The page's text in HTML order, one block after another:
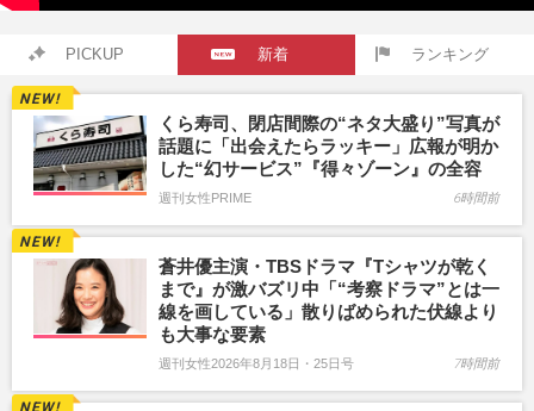
PICKUP 新着 ランキング
くら寿司、閉店間際の“ネタ大盛り”写真が
話題に「出会えたらラッキー」広報が明か
した“幻サービス”『得々ゾーン』の全容
週刊女性PRIME 6時間前
蒼井優主演・TBSドラマ『Tシャツが乾く
まで』が激バズリ中「“考察ドラマ”とは一
線を画している」散りばめられた伏線より
も大事な要素
週刊女性2026年8月18日・25日号 7時間前